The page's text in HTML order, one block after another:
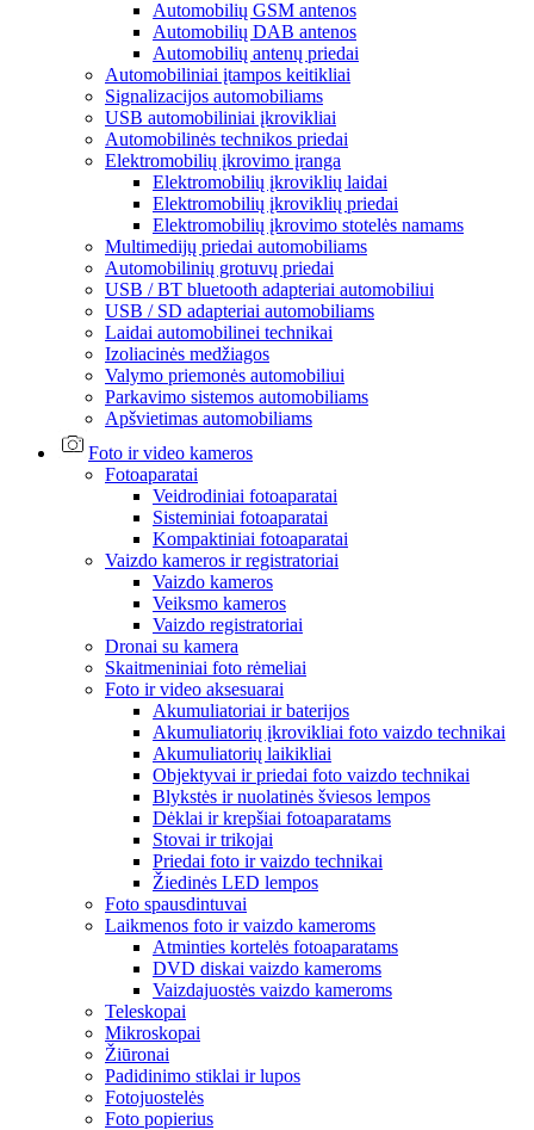
Automobilių GSM antenos
Automobilių DAB antenos
Automobilių antenų priedai
Automobiliniai įtampos keitikliai
Signalizacijos automobiliams
USB automobiliniai įkrovikliai
Automobilinės technikos priedai
Elektromobilių įkrovimo įranga
Elektromobilių įkroviklių laidai
Elektromobilių įkroviklių priedai
Elektromobilių įkrovimo stotelės namams
Multimedijų priedai automobiliams
Automobilinių grotuvų priedai
USB / BT bluetooth adapteriai automobiliui
USB / SD adapteriai automobiliams
Laidai automobilinei technikai
Izoliacinės medžiagos
Valymo priemonės automobiliui
Parkavimo sistemos automobiliams
Apšvietimas automobiliams
Foto ir video kameros
Fotoaparatai
Veidrodiniai fotoaparatai
Sisteminiai fotoaparatai
Kompaktiniai fotoaparatai
Vaizdo kameros ir registratoriai
Vaizdo kameros
Veiksmo kameros
Vaizdo registratoriai
Dronai su kamera
Skaitmeniniai foto rėmeliai
Foto ir video aksesuarai
Akumuliatoriai ir baterijos
Akumuliatorių įkrovikliai foto vaizdo technikai
Akumuliatorių laikikliai
Objektyvai ir priedai foto vaizdo technikai
Blykstės ir nuolatinės šviesos lempos
Dėklai ir krepšiai fotoaparatams
Stovai ir trikojai
Priedai foto ir vaizdo technikai
Žiedinės LED lempos
Foto spausdintuvai
Laikmenos foto ir vaizdo kameroms
Atminties kortelės fotoaparatams
DVD diskai vaizdo kameroms
Vaizdajuostės vaizdo kameroms
Teleskopai
Mikroskopai
Žiūronai
Padidinimo stiklai ir lupos
Fotojuostelės
Foto popierius